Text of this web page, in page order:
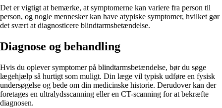
Det er vigtigt at bemærke, at symptomerne kan variere fra person til
person, og nogle mennesker kan have atypiske symptomer, hvilket gør
det svært at diagnosticere blindtarmsbetændelse.
Diagnose og behandling
Hvis du oplever symptomer på blindtarmsbetændelse, bør du søge
lægehjælp så hurtigt som muligt. Din læge vil typisk udføre en fysisk
undersøgelse og bede om din medicinske historie. Derudover kan der
foretages en ultralydsscanning eller en CT-scanning for at bekræfte
diagnosen.